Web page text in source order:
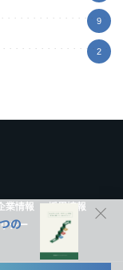
9
2
業情報
採用情報
シー
の